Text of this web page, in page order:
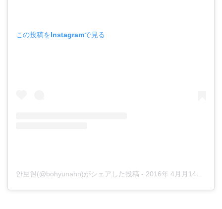
この投稿をInstagramで見る
안보현(@bohyunahn)がシェアした投稿 - 2016年 4月月14日午前8時28分PDT